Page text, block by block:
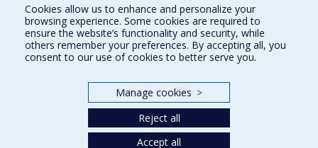
Find us
Site map
Accessibility
Cookies allow us to enhance and personalize your
browsing experience. Some cookies are required to
ensure the website’s functionality and security, while
others remember your preferences. By accepting all, you
consent to our use of cookies to better serve you.
Manage cookies >
Reject all
Accept all